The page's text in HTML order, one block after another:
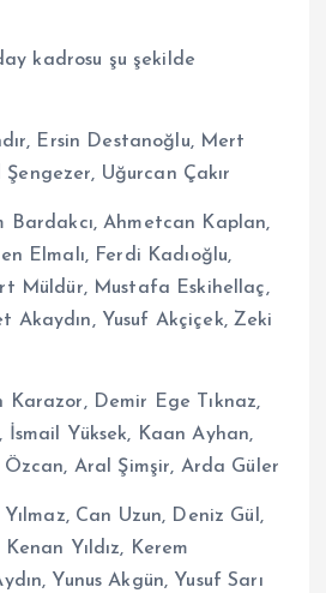
kadrosu şu şekilde
Ersin Destanoğlu, Mert
Uğurcan Çakır
Bardakcı, Ahmetcan Kaplan,
Elmalı, Ferdi Kadıoğlu,
Müldür, Mustafa Eskihellaç,
Akaydın, Yusuf Akçiçek, Zeki
Demir Ege Tıknaz,
Yüksek, Kaan Ayhan,
Aral Şimşir, Arda Güler
Can Uzun, Deniz Gül,
Yıldız, Kerem
Yunus Akgün, Yusuf Sarı